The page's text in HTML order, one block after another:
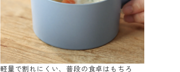
軽量で割れにくい、普段の食卓はもちろ